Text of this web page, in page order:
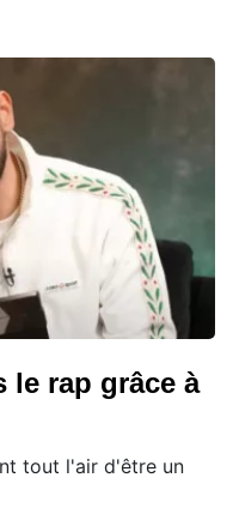
le rap grâce à
tout l'air d'être un